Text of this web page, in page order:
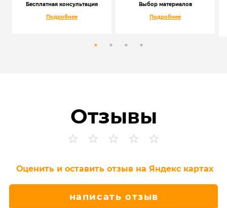
Бесплатная консультация
Подробнее
Выбор материалов
Подробнее
Отзывы
Оценить и оставить отзыв на Яндекс картах
написать отзыв